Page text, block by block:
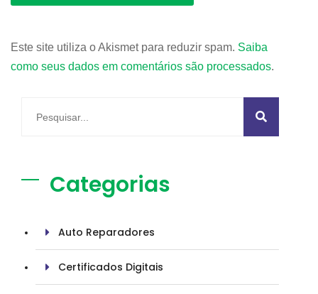
Este site utiliza o Akismet para reduzir spam. Saiba
como seus dados em comentários são processados.
Categorias
Auto Reparadores
Certificados Digitais